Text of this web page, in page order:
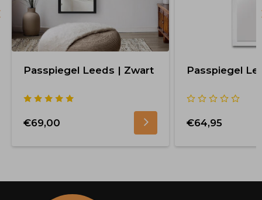
Passpiegel Leeds | Zwart
€69,00
Passpiegel
€64,95